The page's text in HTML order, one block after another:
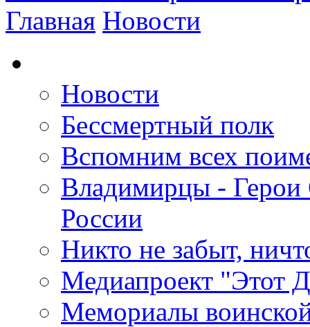
Главная Новости
Новости
Бессмертный полк
Вспомним всех
Владимирцы - Герои
России
Никто не забыт,
Медиапроект "Этот
Мемориалы